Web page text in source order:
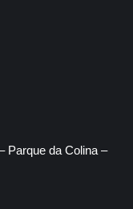
Parque da Colina –